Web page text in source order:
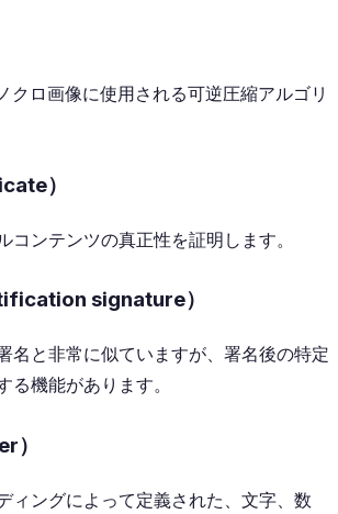
クロ画像に使用される可逆圧縮アルゴリ
）
コンテンツの真正性を証明します。
signature）
名と非常に似ていますが、署名後の特定
る機能があります。
）
ィングによって定義された、文字、数